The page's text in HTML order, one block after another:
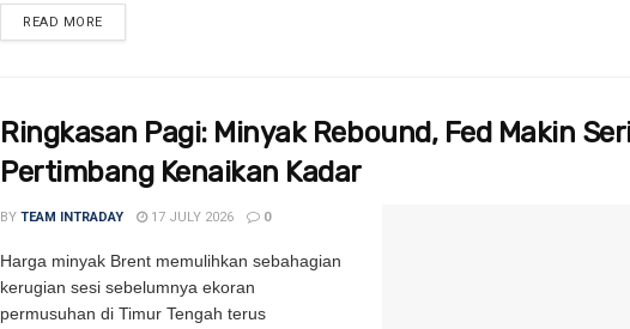
READ MORE
Ringkasan Pagi: Minyak Rebound, Fed Makin
Pertimbang Kenaikan Kadar
BY TEAM INTRADAY 17 JULY 2026 0
Harga minyak Brent memulihkan sebahagian
kerugian sesi sebelumnya ekoran
permusuhan di Timur Tengah terus